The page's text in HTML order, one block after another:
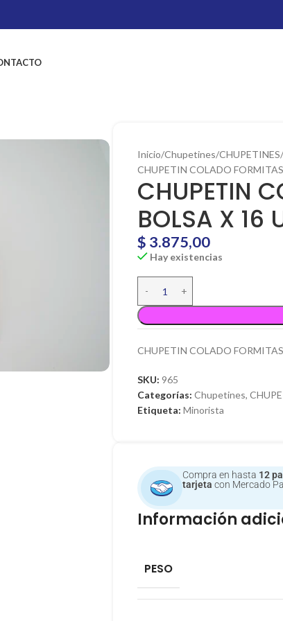
Inicio Chupetines CHUPETINES
CHUPETIN COLADO
CHUPETIN
BOLSA X 16
$ 3.875,00
Hay existencias
CHUPETIN COLADO
SKU: 965
Categorías: Chupetines,
Etiqueta: Minorista
Compra en hasta 12
tarjeta con Mercado
Información
PESO